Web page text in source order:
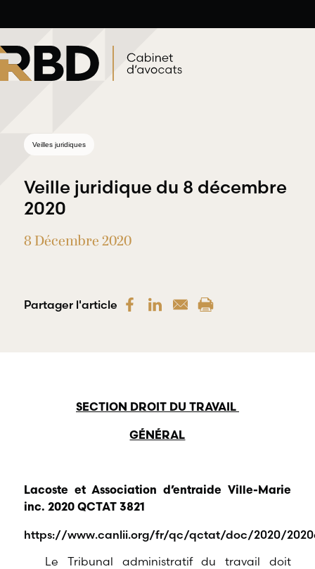
au
contenu
Droit du
RBD Avocats
d’expertises
déontologique
professionnels
œuvrant dans
d’emploi.
Veilles juridiques
Veille juridique du 8 décembre
2020
8 Décembre 2020
Partager l'article
SECTION DROIT DU TRAVAIL
GÉNÉRAL
Lacoste et Association d’entraide Ville-Marie
inc. 2020 QCTAT 3821
https://www.canlii.org/fr/qc/qctat/doc/2020/
Le Tribunal administratif du travail doit